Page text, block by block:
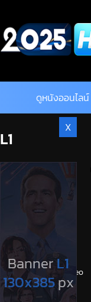
content
ดูหนังออนไลน์
ดูหนัง 2025
Amazon Prime Video
Disney+
X
L1